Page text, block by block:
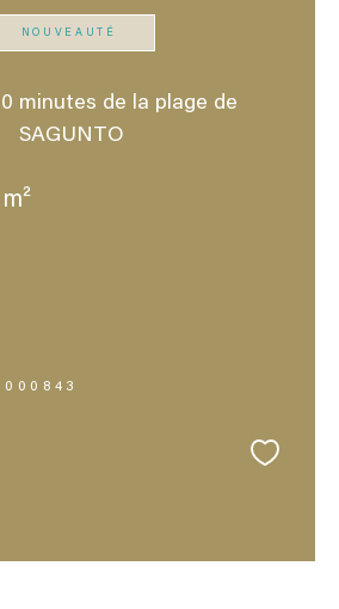
NOUVEAUTÉ
minutes de la plage de
SAGUNTO